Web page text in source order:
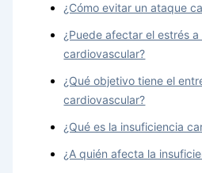
¿Cómo evitar un ataque
¿Puede afectar el estrés a
cardiovascular?
¿Qué objetivo tiene el
cardiovascular?
¿Qué es la insuficiencia
¿A quién afecta la